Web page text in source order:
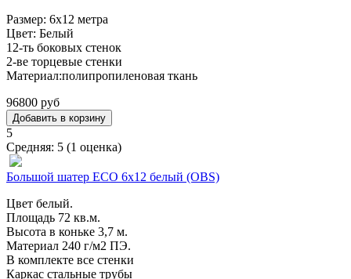
Размер: 6х12 метра
Цвет: Белый
12-ть боковых стенок
2-ве торцевые стенки
Материал:полипропиленовая ткань
96800 руб
5
Средняя: 5 (1 оценка)
Большой шатер ECO 6х12 белый (OBS)
Цвет белый.
Площадь 72 кв.м.
Высота в коньке 3,7 м.
Материал 240 г/м2 ПЭ.
В комплекте все стенки
Каркас стальные трубы